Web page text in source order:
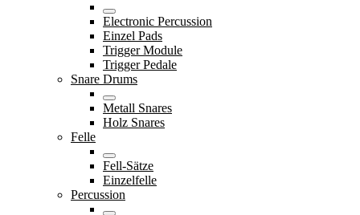
Electronic Percussion
Einzel Pads
Trigger Module
Trigger Pedale
Snare Drums
Metall Snares
Holz Snares
Felle
Fell-Sätze
Einzelfelle
Percussion